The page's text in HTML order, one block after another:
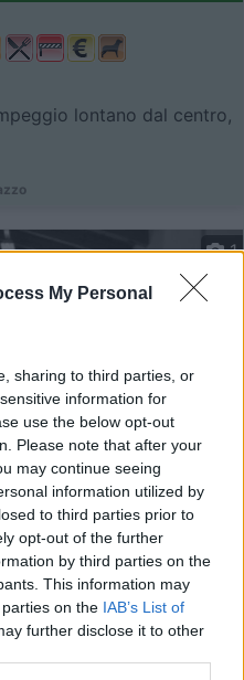
My Personal
sharing to third parties, or
information for
use the below opt-out
Please note that after your
may continue seeing
information utilized by
to third parties prior to
opt-out of the further
by third parties on the
This information may
on the IAB’s List of
further disclose it to other
lontano dal centro,
1
2